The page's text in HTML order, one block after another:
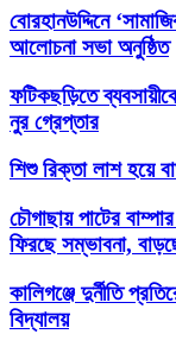
‎বোরহানউদ্দিনে
আলোচনা সভা অনুষ্ঠিত
ফটিকছড়িতে
নুর গ্রেপ্তার
শিশু রিক্তা লাশ হয়ে
চৌগাছায় পাটের
ফিরছে সম্ভাবনা,
কালিগঞ্জে দুর্নীতি
বিদ্যালয়